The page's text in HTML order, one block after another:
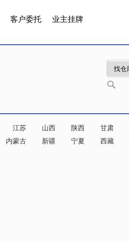
客户委托 业主挂牌
江苏 山西 陕西 甘肃
内蒙古 新疆 宁夏 西藏